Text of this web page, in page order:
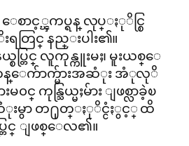
စာင့္ၾကပ္ရန္ လုပ္ႏုိင္စြ
ရတြင္ နည္းပါး၏။
တြင္ လူကုန္ကူးမႈ၊ မူးယစ္ေ
န္ေက်ာက္မ်ားအဆံုး အံုလုိ
ကုန္သြယ္မႈမ်ား ျဖစ္လာခဲ့ၿ
းဆံုးမွာ တ႐ုတ္ႏုိင္ငံႏွင့္ ထိ
တြင္ ျဖစ္ေလ၏။